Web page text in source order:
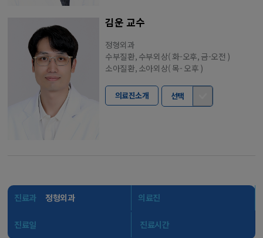
김운 교수
정형외과
수부질환, 수부외상( 화-오후, 금-오전 )
소아질환, 소아외상( 목- 오후 )
의료진소개 선택
진료과 정형외과 의료진
진료일 진료시간